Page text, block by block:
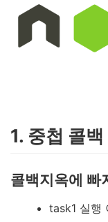
1. 중첩 콜백
콜백지옥에 빠
task1 실행